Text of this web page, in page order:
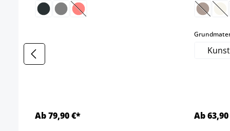
(Diese Option ist zurzeit nicht verfügbar.)
Ab 79,90 €*
(Diese
Ab